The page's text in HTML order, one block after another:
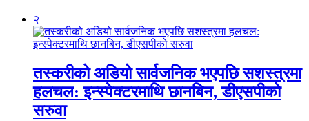
२
तस्करीको अडियो सार्वजनिक भएपछि सशस्त्रमा
हलचल: इन्स्पेक्टरमाथि छानबिन, डीएसपीको
सरुवा